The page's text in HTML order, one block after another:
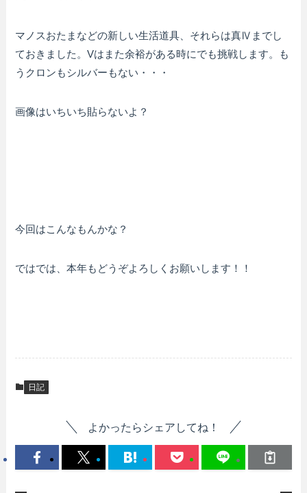
マノスおたまなどの新しい生活道具、それらは真Ⅳまでし
ておきました。Vはまた余裕がある時にでも挑戦します。も
うクロンもシルバーもない・・・
画像はいちいち貼らないよ？
今回はこんなもんかな？
ではでは、本年もどうぞよろしくお願いします！！
日記
よかったらシェアしてね！